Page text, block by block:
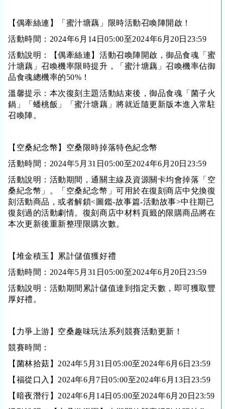
【偶牽絲連】「蜜汁塘藕」限時活動召喚陣開啟！
活動時間： 2024年6月 14 日05:00至2024年6月20日23:59
活動說明：【偶牽絲連】活動召喚陣開啟，御品食魂「蜜
汁塘藕」召喚機率限時提升，「蜜汁塘藕」召喚機率佔御
品食魂總機率的50%！
溫馨提示：本次復刻主題活動結束後，御品食魂「 菌子火
鍋 」「 蟠桃飯 」 「蜜汁塘藕」 將就近隨更新版本進入常駐
召喚陣。
【空桑紀念幣】空桑限時掉落特色紀念幣
活動時間：2024年5月 31 日05:00至2024年6月20日23:59
活動說明：活動期間，通關主線及資源關卡均會掉落「空
桑紀念幣」。「空桑紀念幣」可用於在復刻商店中兌換復
刻活動商品，或者解鎖<圖鑑-故事篇-活動故事>中往期已
復刻過的活動劇情。復刻商店中材料頁籤的限購商品將在
本次更新後重新整理限購次數。
【堆金積玉】累計儲值獲好禮
活動時間：2024年5月 31 日05:00至2024年6月20日23:59
活動說明：活動期間累計儲值達到指定天數，即可獲取豐
厚好禮。
【力爭上游】空桑趣味玩法系列競賽活動更新！
競賽時間：
【 菌林拾菇 】2024年5月31日05:00至2024年6月6日23:59
【 福從口入 】2024年6月7日05:00至2024年6月13日23:59
【 暗夜潛行 】2024年6月14日05:00至2024年6月20日23:59